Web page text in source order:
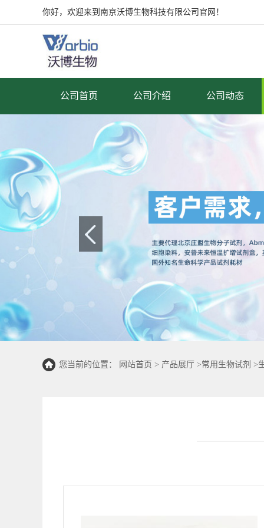
你好，欢迎来到南京沃博生物科技有限公司官网！
公司首页 公司介绍 公司动态
您当前的位置： 网站首页 > 产品展厅 >常用生物试剂 >